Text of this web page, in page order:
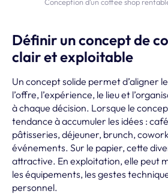
Définir un concept de
clair et exploitable
Un concept solide permet d’aligner
l’offre, l’expérience, le lieu et
à chaque décision. Lorsque le
tendance à accumuler les idées :
pâtisseries, déjeuner, brunch,
événements. Sur le papier, cette
attractive. En exploitation, elle peut
les équipements, les gestes
personnel.